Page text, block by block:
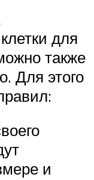
для
также
Для этого
и